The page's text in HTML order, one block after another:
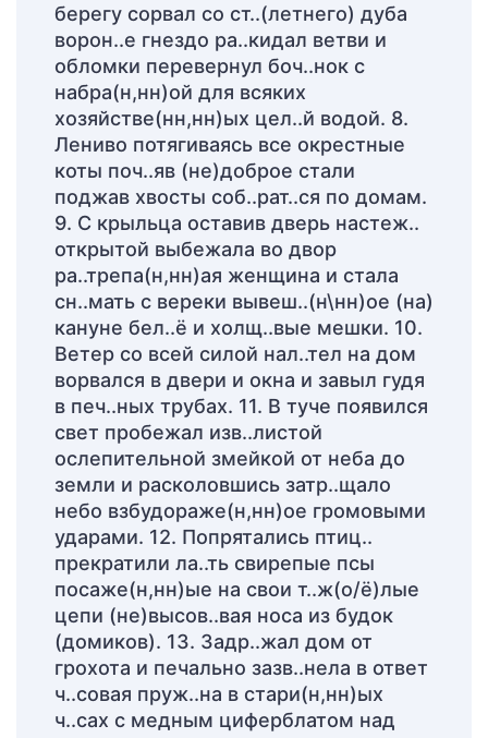
берегу сорвал со ст..(летнего) дуба
ворон..е гнездо ра..кидал ветви и
обломки перевернул боч..нок с
набра(н,нн)ой для всяких
хозяйстве(нн,нн)ых цел..й водой. 8.
Лениво потягиваясь все окрестные
коты поч..яв (не)доброе стали
поджав хвосты соб..рат..ся по домам.
9. С крыльца оставив дверь настеж..
открытой выбежала во двор
ра..трепа(н,нн)ая женщина и стала
сн..мать с вереки вывеш..(н\нн)ое (на)
кануне бел..ё и холщ..вые мешки. 10.
Ветер со всей силой нал..тел на дом
ворвался в двери и окна и завыл гудя
в печ..ных трубах. 11. В туче появился
свет пробежал изв..листой
ослепительной змейкой от неба до
земли и расколовшись затр..щало
небо взбудораже(н,нн)ое громовыми
ударами. 12. Попрятались птиц..
прекратили ла..ть свирепые псы
посаже(н,нн)ые на свои т..ж(о/ё)лые
цепи (не)высов..вая носа из будок
(домиков). 13. Задр..жал дом от
грохота и печально зазв..нела в ответ
ч..совая пруж..на в стари(н,нн)ых
ч..сах с медным циферблатом над